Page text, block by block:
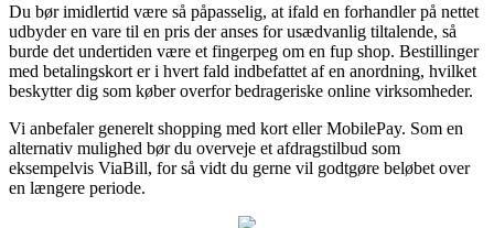
Du bør imidlertid være så påpasselig, at ifald en forhandler på nettet
udbyder en vare til en pris der anses for usædvanlig tiltalende, så
burde det undertiden være et fingerpeg om en fup shop. Bestillinger
med betalingskort er i hvert fald indbefattet af en anordning, hvilket
beskytter dig som køber overfor bedrageriske online virksomheder.
Vi anbefaler generelt shopping med kort eller MobilePay. Som en
alternativ mulighed bør du overveje et afdragstilbud som
eksempelvis ViaBill, for så vidt du gerne vil godtgøre beløbet over
en længere periode.